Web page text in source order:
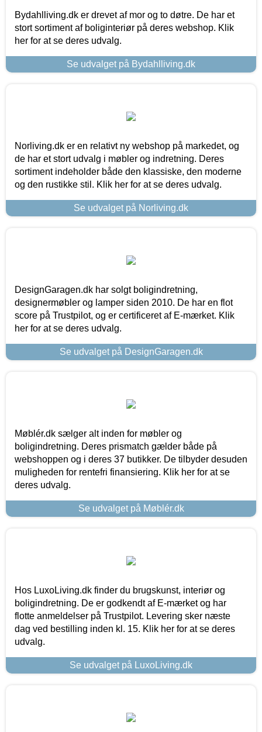
Bydahlliving.dk er drevet af mor og to døtre. De har et
stort sortiment af boliginteriør på deres webshop. Klik
her for at se deres udvalg.
Se udvalget på Bydahlliving.dk
Norliving.dk er en relativt ny webshop på markedet, og
de har et stort udvalg i møbler og indretning. Deres
sortiment indeholder både den klassiske, den moderne
og den rustikke stil. Klik her for at se deres udvalg.
Se udvalget på Norliving.dk
DesignGaragen.dk har solgt boligindretning,
designermøbler og lamper siden 2010. De har en flot
score på Trustpilot, og er certificeret af E-mærket. Klik
her for at se deres udvalg.
Se udvalget på DesignGaragen.dk
Møblér.dk sælger alt inden for møbler og
boligindretning. Deres prismatch gælder både på
webshoppen og i deres 37 butikker. De tilbyder desuden
muligheden for rentefri finansiering. Klik her for at se
deres udvalg.
Se udvalget på Møblér.dk
Hos LuxoLiving.dk finder du brugskunst, interiør og
boligindretning. De er godkendt af E-mærket og har
flotte anmeldelser på Trustpilot. Levering sker næste
dag ved bestilling inden kl. 15. Klik her for at se deres
udvalg.
Se udvalget på LuxoLiving.dk